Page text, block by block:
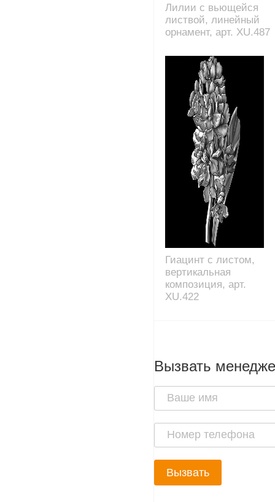
Лилии с вьющейся
листвой, линейный
орнамент, арт. XU.487
Гиацинт с листом,
вертикальная
композиция, арт.
XU.422
Вызвать
Вызвать